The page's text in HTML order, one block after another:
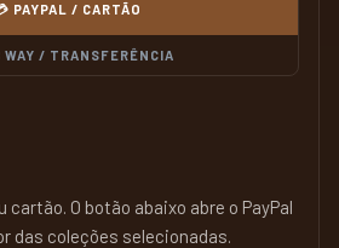
PAYPAL / CARTÃO
WAY / TRANSFERÊNCIA
cartão. O botão abaixo abre o PayPal
das coleções selecionadas.